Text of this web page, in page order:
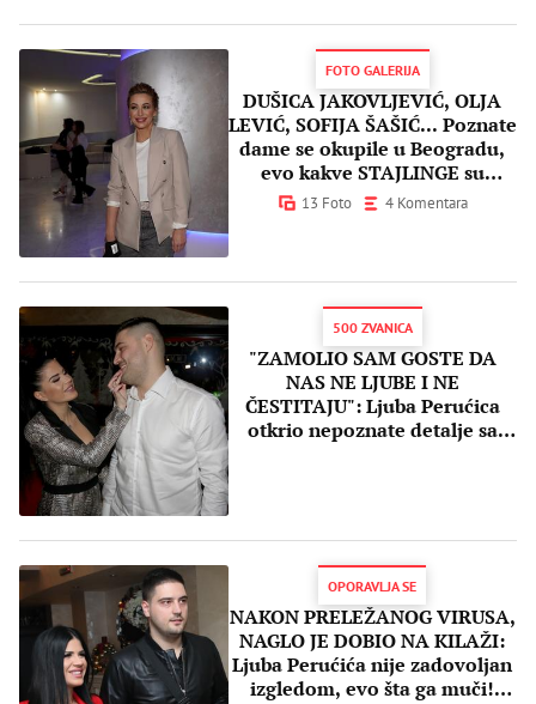
FOTO GALERIJA
DUŠICA JAKOVLJEVIĆ, OLJA
LEVIĆ, SOFIJA ŠAŠIĆ... Poznate
dame se okupile u Beogradu,
evo kakve STAJLINGE su
odabrale
13 Foto 4 Komentara
500 ZVANICA
"ZAMOLIO SAM GOSTE DA
NAS NE LJUBE I NE
ČESTITAJU": Ljuba Perućica
otkrio nepoznate detalje sa
OPORAVLJA SE
NAKON PRELEŽANOG VIRUSA,
NAGLO JE DOBIO NA KILAŽI:
Ljuba Perućića nije zadovoljan
izgledom, evo šta ga muči!